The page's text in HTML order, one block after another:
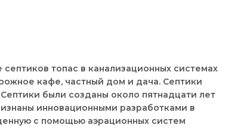
кафе, частный дом и дача. Септики
были созданы около пятнадцати лет
инновационными разработками в
с помощью аэрационных систем